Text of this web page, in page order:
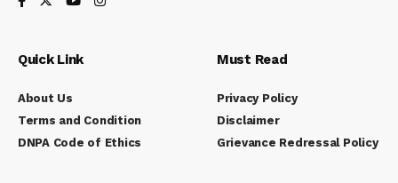
Quick Link
About Us
Terms and Condition
DNPA Code of Ethics
Must Read
Privacy Policy
Disclaimer
Grievance Redressal Policy